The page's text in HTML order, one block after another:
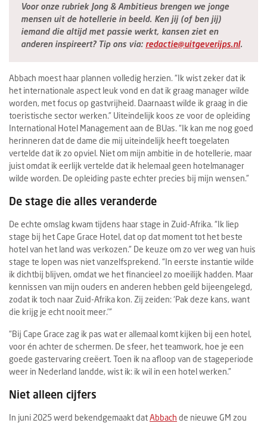
Voor onze rubriek Jong & Ambitieus brengen we jonge
mensen uit de hotellerie in beeld. Ken jij (of ben jij)
iemand die altijd met passie werkt, kansen ziet en
anderen inspireert? Tip ons via: redactie@uitgeverijps.nl.
Abbach moest haar plannen volledig herzien. “Ik wist zeker dat ik
het internationale aspect leuk vond en dat ik graag manager wilde
worden, met focus op gastvrijheid. Daarnaast wilde ik graag in die
toeristische sector werken.” Uiteindelijk koos ze voor de opleiding
International Hotel Management aan de BUas. “Ik kan me nog goed
herinneren dat de dame die mij uiteindelijk heeft toegelaten
vertelde dat ik zo opviel. Niet om mijn ambitie in de hotellerie, maar
juist omdat ik eerlijk vertelde dat ik helemaal geen hotelmanager
wilde worden. De opleiding paste echter precies bij mijn wensen.”
De stage die alles veranderde
De echte omslag kwam tijdens haar stage in Zuid-Afrika. “Ik liep
stage bij het Cape Grace Hotel, dat op dat moment tot het beste
hotel van het land was verkozen.” De keuze om zo ver weg van huis
stage te lopen was niet vanzelfsprekend. “In eerste instantie wilde
ik dichtbij blijven, omdat we het financieel zo moeilijk hadden. Maar
kennissen van mijn ouders en anderen hebben geld bijeengelegd,
zodat ik toch naar Zuid-Afrika kon. Zij zeiden: ‘Pak deze kans, want
die krijg je echt nooit meer.’”
“Bij Cape Grace zag ik pas wat er allemaal komt kijken bij een hotel,
voor én achter de schermen. De sfeer, het teamwork, hoe je een
goede gastervaring creëert. Toen ik na afloop van de stageperiode
weer in Nederland landde, wist ik: ik wil in een hotel werken.”
Niet alleen cijfers
In juni 2025 werd bekendgemaakt datAbbach de nieuwe GM zou